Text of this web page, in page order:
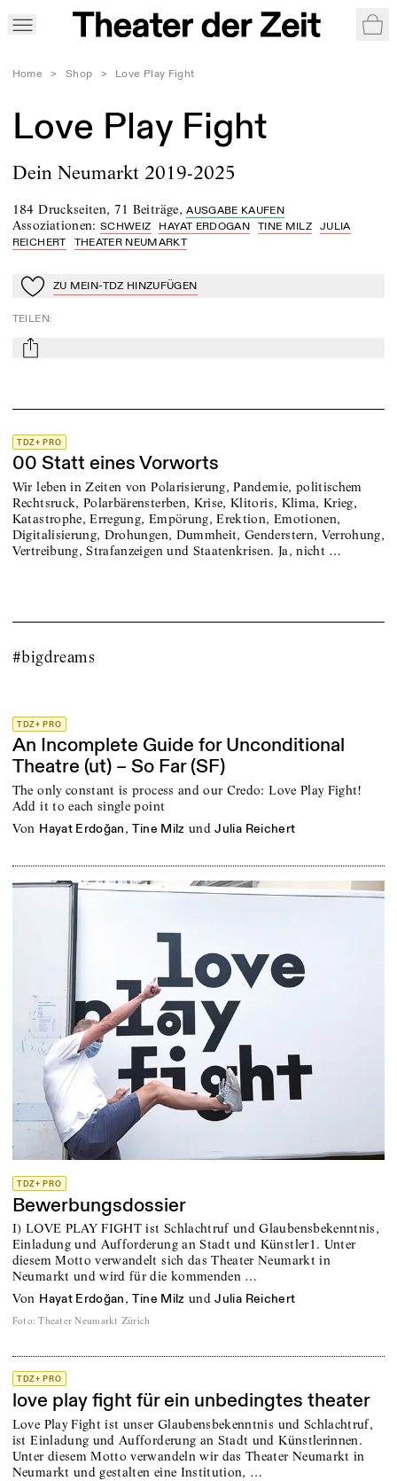
Home > Shop > Love Play Fight
Love Play Fight
Dein Neumarkt 2019-2025
184 Druckseiten, 71 Beiträge,AUSGABE KAUFEN
Assoziationen: SCHWEIZ HAYAT ERDOGAN TINE MILZ
JULIA
REICHERT
THEATER NEUMARKT
Zu Mein-TdZ hinzufügen
ZU MEIN-TDZ HINZUFÜGEN
TEILEN:
mail
TDZ+ PRO
00 Statt eines Vorworts
Wir leben in Zeiten von Polarisierung, Pandemie, politischem
Rechtsruck, Polarbärensterben, Krise, Klitoris, Klima, Krieg,
Katastrophe, Erregung, Empörung, Erektion, Emotionen,
Digitalisierung, Drohungen, Dummheit, Genderstern, Verrohung,
Vertreibung, Strafanzeigen und Staatenkrisen. Ja, nicht …
#bigdreams
TDZ+ PRO
An Incomplete Guide for Unconditional
Theatre (ut) – So Far (SF)
The only constant is process and our Credo: Love Play Fight!
Add it to each single point
von Hayat Erdoğan,Tine Milz und Julia Reichert
TDZ+ PRO
Bewerbungsdossier
I) LOVE PLAY FIGHT ist Schlachtruf und Glaubensbekenntnis,
Einladung und Aufforderung an Stadt und Künstler1. Unter
diesem Motto verwandelt sich das Theater Neumarkt in
Neumarkt und wird für die kommenden …
von Hayat Erdoğan,Tine Milz und Julia Reichert
Foto: Theater Neumarkt Zürich
TDZ+ PRO
love play fight für ein unbedingtes theater
Love Play Fight ist unser Glaubensbekenntnis und Schlachtruf,
ist Einladung und Aufforderung an Stadt und Künstlerinnen.
Unter diesem Motto verwandeln wir das Theater Neumarkt in
Neumarkt und gestalten eine Institution, …